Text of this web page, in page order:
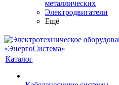
металлических
Электродвигатели
Ещё
Каталог